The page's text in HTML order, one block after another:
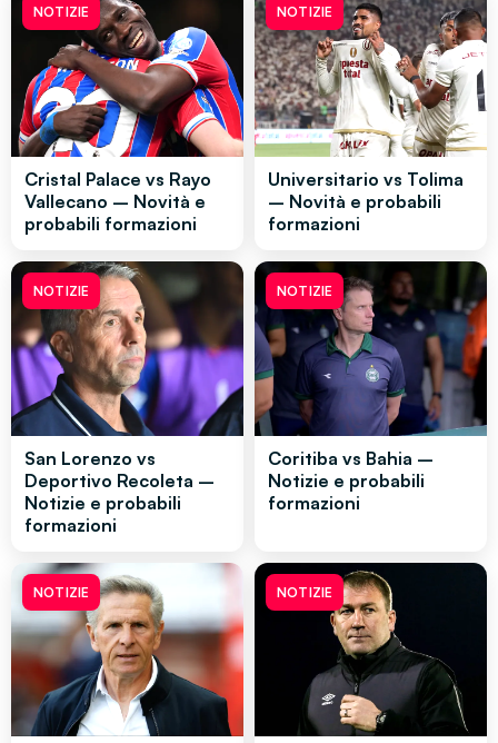
NOTIZIE
Cristal Palace vs Rayo
Vallecano – Novità e
probabili formazioni
NOTIZIE
Universitario vs Tolima
– Novità e probabili
formazioni
NOTIZIE
San Lorenzo vs
Deportivo Recoleta –
Notizie e probabili
formazioni
NOTIZIE
Coritiba vs Bahia –
Notizie e probabili
formazioni
NOTIZIE NOTIZIE